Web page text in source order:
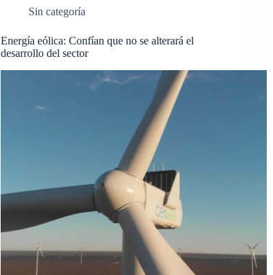
Sin categoría
Energía eólica: Confían que no se alterará el
desarrollo del sector